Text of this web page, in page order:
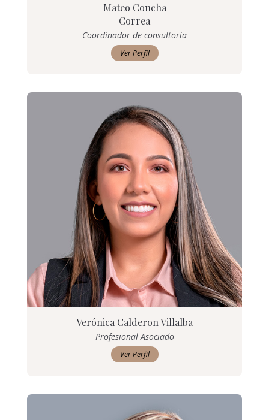
Mateo Concha
Correa
Coordinador de consultoria
Ver Perfil
Verónica Calderon Villalba
Profesional Asociado
Ver Perfil